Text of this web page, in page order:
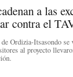
a las
contra el
Ordizia-Itsasondo
al proyecto